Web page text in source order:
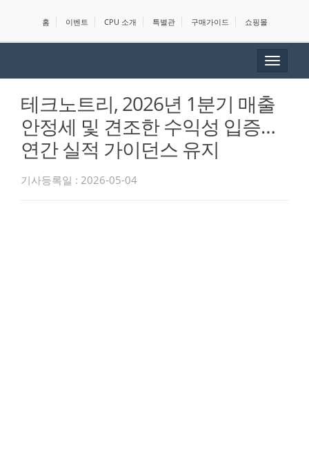
홈 이벤트 CPU 소개 특별관 구매가이드 쇼핑몰
Toggle
테크노트리, 2026년 1분기 매출
안정세 및 견조한 수익성 입증…
연간 실적 가이던스 유지
기사등록일 : 2026-05-04